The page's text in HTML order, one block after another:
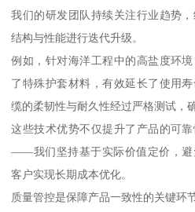
我们的研发团队持续关注行业趋势
结构与性能进行迭代升级。
例如，针对海洋工程中的高盐度环
了特殊护套材料，有效延长了使用
缆的柔韧性与耐久性经过严格测试，
这些技术优势不仅提升了产品的可
——我们坚持基于实际价值定价，避
客户实现长期成本优化。
质量管控是保障产品一致性的关键环节